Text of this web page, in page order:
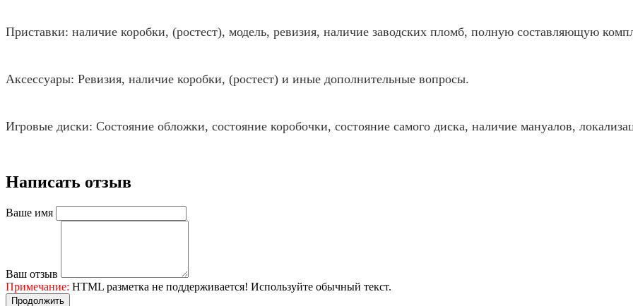
Приставки: наличие коробки, (ростест), модель, ревизия, наличие заводских пломб, полную составляющую
Аксессуары: Ревизия, наличие коробки, (ростест) и иные дополнительные вопросы.
Игровые диски: Состояние обложки, состояние коробочки, состояние самого диска, наличие мануалов,
Написать отзыв
Ваше имя
Ваш отзыв
Примечание: HTML разметка не поддерживается! Используйте обычный текст.
Продолжить